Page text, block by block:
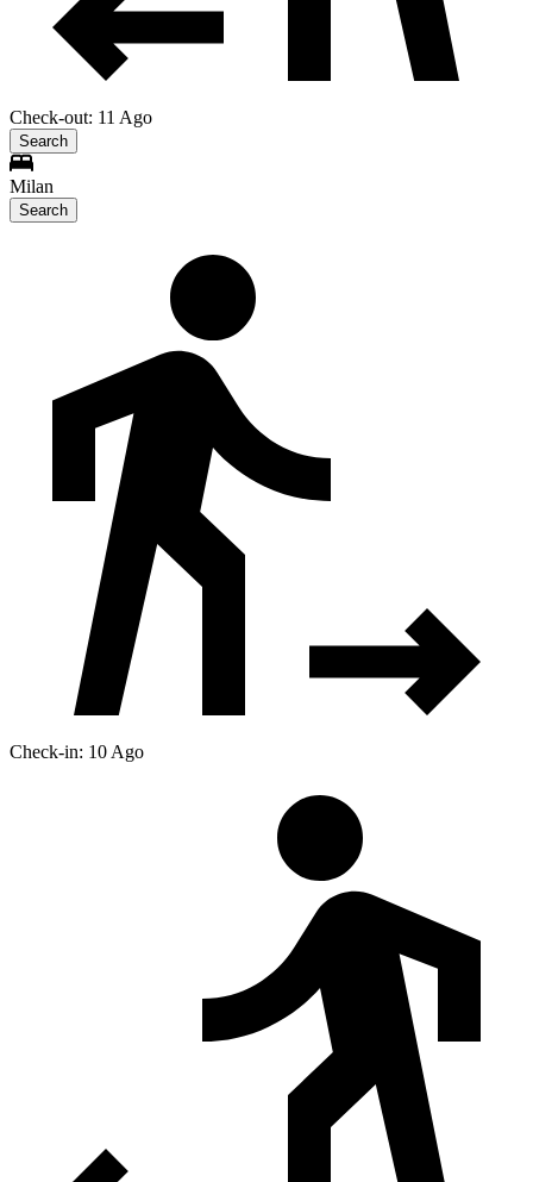
Check-out: 11 Ago
Search
Milan
Search
Check-in: 10 Ago